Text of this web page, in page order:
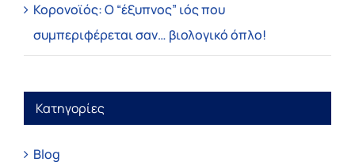
Κορονοϊός: Ο “έξυπνος” ιός που
συμπεριφέρεται σαν… βιολογικό όπλο!
Κατηγορίες
Blog